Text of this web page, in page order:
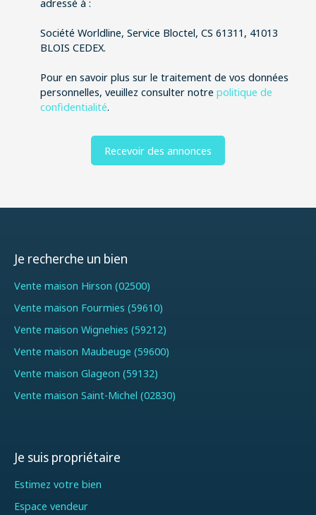
adressé à :
Société Worldline, Service Bloctel, CS 61311, 41013
BLOIS CEDEX.
Pour en savoir plus sur le traitement de vos données
personnelles, veuillez consulter notre politique de
confidentialité.
Recevoir des annonces
Je recherche un bien
Vente maison Hirson (02500)
Vente maison Fourmies (59610)
Vente maison Wignehies (59212)
Vente maison Maubeuge (59600)
Vente maison Glageon (59132)
Vente maison Saint-Michel (02830)
Je suis propriétaire
Estimez votre bien
Espace vendeur